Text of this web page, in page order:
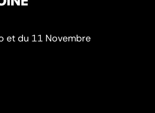
et du 11 Novembre